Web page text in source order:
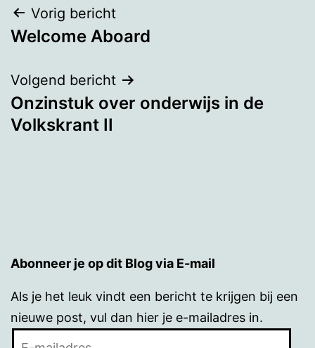
Bericht
navigatie
Vorig bericht
Welcome Aboard
Volgend bericht
Onzinstuk over onderwijs in de
Volkskrant II
Abonneer je op dit Blog via E-mail
Als je het leuk vindt een bericht te krijgen bij een
nieuwe post, vul dan hier je e-mailadres in.